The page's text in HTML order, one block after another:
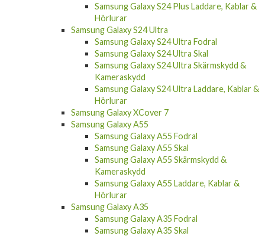
Samsung Galaxy S24 Plus Laddare, Kablar &
Hörlurar
Samsung Galaxy S24 Ultra
Samsung Galaxy S24 Ultra Fodral
Samsung Galaxy S24 Ultra Skal
Samsung Galaxy S24 Ultra Skärmskydd &
Kameraskydd
Samsung Galaxy S24 Ultra Laddare, Kablar &
Hörlurar
Samsung Galaxy XCover 7
Samsung Galaxy A55
Samsung Galaxy A55 Fodral
Samsung Galaxy A55 Skal
Samsung Galaxy A55 Skärmskydd &
Kameraskydd
Samsung Galaxy A55 Laddare, Kablar &
Hörlurar
Samsung Galaxy A35
Samsung Galaxy A35 Fodral
Samsung Galaxy A35 Skal